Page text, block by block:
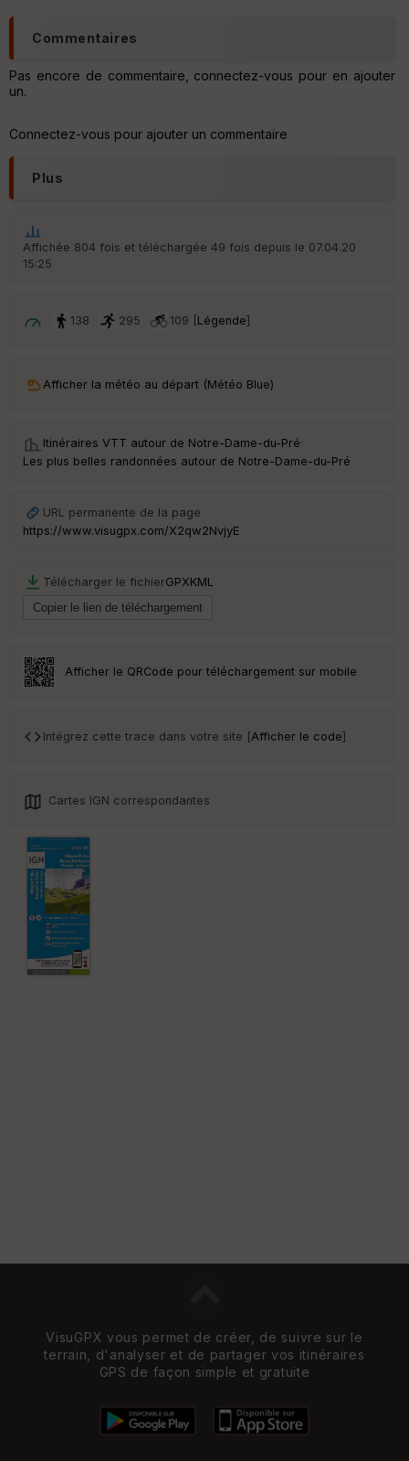
Commentaires
Pas encore de commentaire, connectez-vous pour en ajouter
un.
Connectez-vous pour ajouter un commentaire
Plus
Affichée 804 fois et téléchargée 49 fois depuis le 07.04.20
15:25
138 295 109 [Légende]
Afficher la météo au départ (Météo Blue)
Itinéraires VTT autour de Notre-Dame-du-Pré·
Les plus belles randonnées autour de Notre-Dame-du-Pré
URL permanente de la page
https://www.visugpx.com/X2qw2NvjyE
Télécharger le fichierGPXKML
Afficher le QRCode pour téléchargement sur mobile
Intégrez cette trace dans votre site [Afficher le code]
Cartes IGN correspondantes
VisuGPX vous permet de créer, de suivre sur le
terrain, d'analyser et de partager vos itinéraires
GPS de façon simple et gratuite